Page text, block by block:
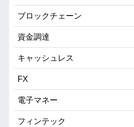
ブロックチェーン
資金調達
キャッシュレス
FX
電子マネー
フィンテック